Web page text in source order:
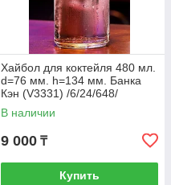
Хайбол для коктейля 480 мл.
d=76 мм. h=134 мм. Банка
Кэн (V3331) /6/24/648/
АКЦИЯ
В наличии
9 000 ₸
Купить